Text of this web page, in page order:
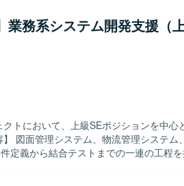
ンを取り、自発的に改善提案や課題解決
ステムの保守・改善業務に対して粘り強
を深めていただけます。要件確認からリ
流までの経験を積むことができます。 【開
系言語を用いた販売管理システムの開発
業務系システム開発支援（
トにおいて、上級SEポジションを中心
定義から結合テストまでの一連の工程